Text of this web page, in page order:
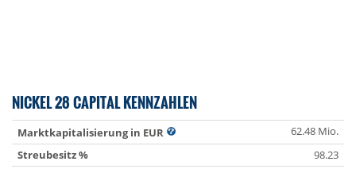
NICKEL 28 CAPITAL KENNZAHLEN
Marktkapitalisierung in EUR
62.48 Mio.
Streubesitz %
98.23